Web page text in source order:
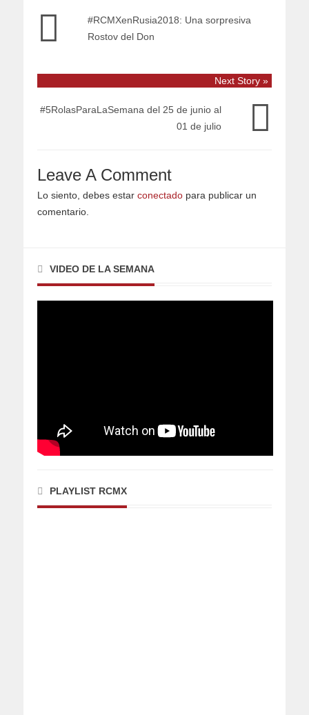
#RCMXenRusia2018: Una sorpresiva
Rostov del Don
Next Story »
#5RolasParaLaSemana del 25 de junio al
01 de julio
Leave A Comment
Lo siento, debes estar conectado para publicar un
comentario.
VIDEO DE LA SEMANA
PLAYLIST RCMX